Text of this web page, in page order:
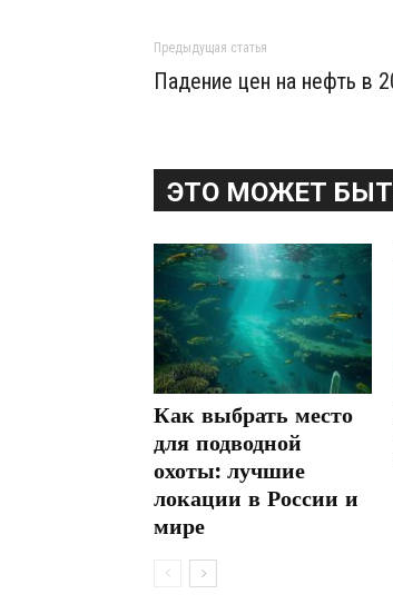
Предыдущая статья
Падение цен на нефть в
ЭТО МОЖЕТ
Как выбрать место
для подводной
охоты: лучшие
локации в России и
мире